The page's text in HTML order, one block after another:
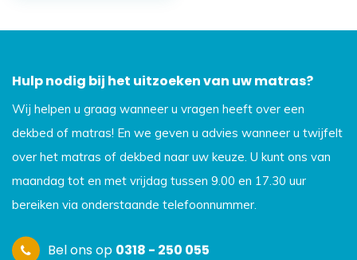
Hulp nodig bij het uitzoeken van uw matras?
Wij helpen u graag wanneer u vragen heeft over een
dekbed of matras! En we geven u advies wanneer u twijfelt
over het matras of dekbed naar uw keuze. U kunt ons van
maandag tot en met vrijdag tussen 9.00 en 17.30 uur
bereiken via onderstaande telefoonnummer.
Bel ons op 0318 - 250 055